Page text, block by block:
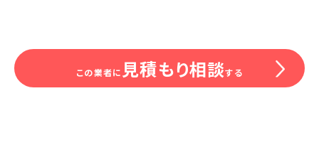
この業者に 見積もり相談する